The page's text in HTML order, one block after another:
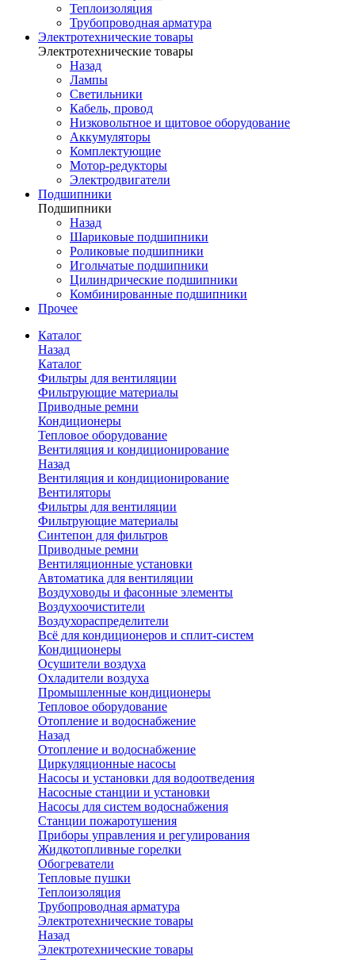
Теплоизоляция
Трубопроводная арматура
Электротехнические товары
Электротехнические товары
Назад
Лампы
Светильники
Кабель, провод
Низковольтное и щитовое оборудование
Аккумуляторы
Комплектующие
Мотор-редукторы
Электродвигатели
Подшипники
Подшипники
Назад
Шариковые подшипники
Роликовые подшипники
Игольчатые подшипники
Цилиндрические подшипники
Комбинированные подшипники
Прочее
Каталог
Назад
Каталог
Фильтры для вентиляции
Фильтрующие материалы
Приводные ремни
Кондиционеры
Тепловое оборудование
Вентиляция и кондиционирование
Назад
Вентиляция и кондиционирование
Вентиляторы
Фильтры для вентиляции
Фильтрующие материалы
Синтепон для фильтров
Приводные ремни
Вентиляционные установки
Автоматика для вентиляции
Воздуховоды и фасонные элементы
Воздухоочистители
Воздухораспределители
Всё для кондиционеров и сплит-систем
Кондиционеры
Осушители воздуха
Охладители воздуха
Промышленные кондиционеры
Тепловое оборудование
Отопление и водоснабжение
Назад
Отопление и водоснабжение
Циркуляционные насосы
Насосы и установки для водоотведения
Насосные станции и установки
Насосы для систем водоснабжения
Станции пожаротушения
Приборы управления и регулирования
Жидкотопливные горелки
Обогреватели
Тепловые пушки
Теплоизоляция
Трубопроводная арматура
Электротехнические товары
Назад
Электротехнические товары